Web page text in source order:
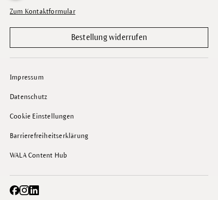
Zum Kontaktformular
Bestellung widerrufen
Impressum
Datenschutz
Cookie Einstellungen
Barrierefreiheitserklärung
WALA Content Hub